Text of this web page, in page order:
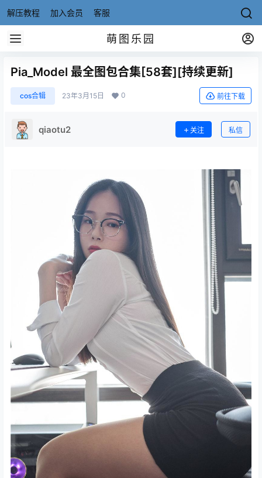
解压教程 加入会员 客服
萌图乐园
Pia_Model 最全图包合集[58套][持续更新]
cos合辑 23年3月15日 0 前往下载
qiaotu2 关注 私信